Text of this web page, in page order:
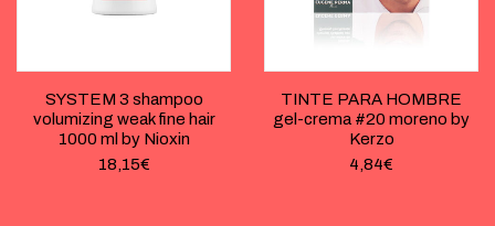
SYSTEM 3 shampoo
volumizing weak fine hair
1000 ml by Nioxin
18,15€
TINTE PARA HOMBRE
gel-crema #20 moreno by
Kerzo
4,84€